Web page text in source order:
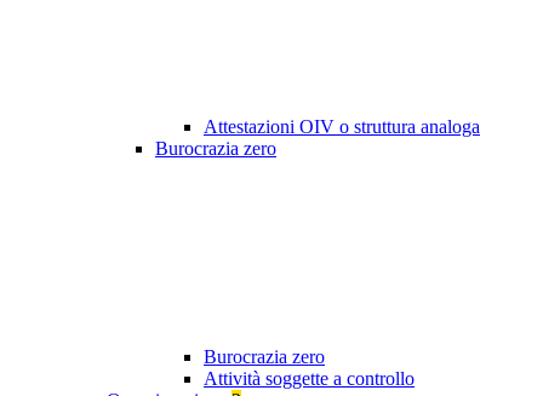
Attestazioni OIV o struttura analoga
Burocrazia zero
Burocrazia zero
Attività soggette a controllo